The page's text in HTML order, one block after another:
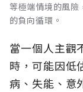
等極端情境的風險
的負向循環。
當一個人主觀
時，可能因低
病、失能、意